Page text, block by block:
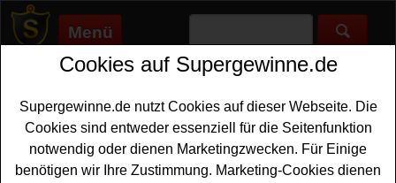
Menü
Supergewinne.de>Gewinnspiele>Sonstige Gewinnspiele
Anzeige:
Anzeige:
Cookies auf Supergewinne.de
Supergewinne.de nutzt Cookies auf dieser Webseite. Die
Cookies sind entweder essenziell für die Seitenfunktion
notwendig oder dienen Marketingzwecken. Für Einige
benötigen wir Ihre Zustimmung. Marketing-Cookies dienen